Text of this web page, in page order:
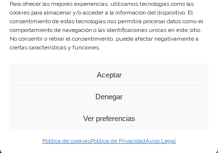
Para ofrecer las mejores experiencias, utilizamos tecnologías como las
cookies para almacenar y/o acceder a la información del dispositivo. El
consentimiento de estas tecnologías nos permitirá procesar datos como el
comportamiento de navegación o las identificaciones únicas en este sitio.
No consentir o retirar el consentimiento, puede afectar negativamente a
ciertas características y funciones.
Aceptar
Denegar
Ver preferencias
Política de cookiesPolítica de PrivacidadAviso Legal
La gestión de la DOP Lanzarote realizada por este Consejo
Regulador es financiada, parcialmente, por el Gobierno de
Canarias
Instituto Canario de Calidad Agroalimentaria